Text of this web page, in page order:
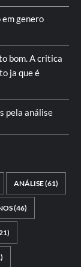
em genero
bom. A critica
ja que é
pela análise
ANÁLISE(61)
(46)